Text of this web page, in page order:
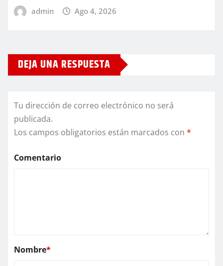
admin Ago 4, 2026
DEJA UNA RESPUESTA
Tu dirección de correo electrónico no será
publicada.
Los campos obligatorios están marcados con *
Comentario
Nombre*